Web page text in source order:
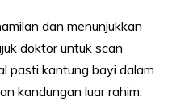
dan menunjukkan
doktor untuk scan
pasti kantung bayi dalam
kandungan luar rahim.